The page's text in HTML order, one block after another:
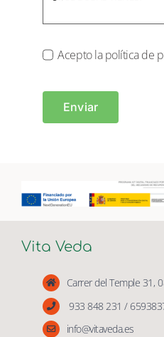
Acepto la política de
Vita Veda